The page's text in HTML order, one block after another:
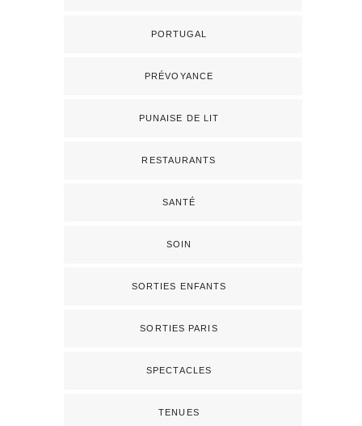
PORTUGAL
PRÉVOYANCE
PUNAISE DE LIT
RESTAURANTS
SANTÉ
SOIN
SORTIES ENFANTS
SORTIES PARIS
SPECTACLES
TENUES